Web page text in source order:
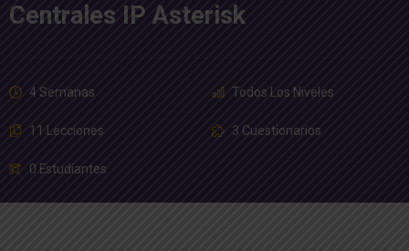
Centrales IP Asterisk
4 Semanas Todos Los Niveles
11 Lecciones 3 Cuestionarios
0 Estudiantes